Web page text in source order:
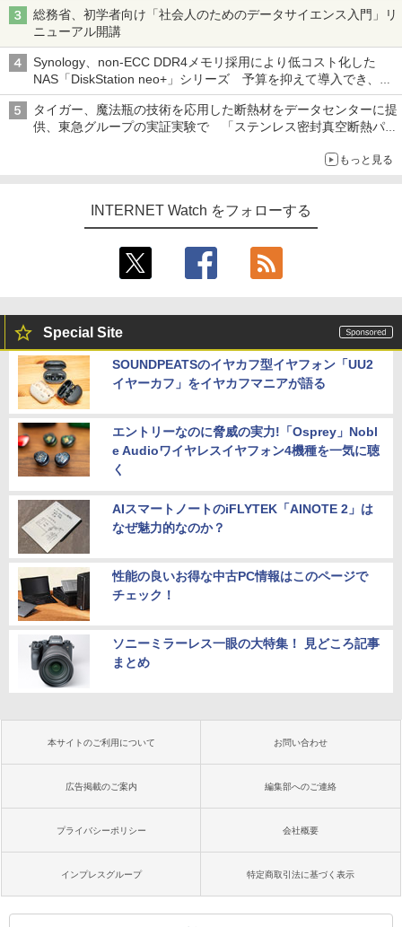
総務省、初学者向け「社会人のためのデータサイエンス入門」リ
ニューアル開講
Synology、non-ECC DDR4メモリ採用により低コスト化した
NAS「DiskStation neo+」シリーズ 予算を抑えて導入でき、
ECCメモリへのアップグレードも可能
タイガー、魔法瓶の技術を応用した断熱材をデータセンターに提
供、東急グループの実証実験で 「ステンレス密封真空断熱パネ
もっと見る
INTERNET Watch をフォローする
Special Site
SOUNDPEATSのイヤカフ型イヤフォン「UU2
イヤーカフ」をイヤカフマニアが語る
エントリーなのに脅威の実力!「Osprey」Nobl
e Audioワイヤレスイヤフォン4機種を一気に聴
く
AIスマートノートのiFLYTEK「AINOTE 2」は
なぜ魅力的なのか？
性能の良いお得な中古PC情報はこのページで
チェック！
ソニーミラーレス一眼の大特集！ 見どころ記事
まとめ
本サイトのご利用について お問い合わせ
広告掲載のご案内 編集部へのご連絡
プライバシーポリシー 会社概要
インプレスグループ 特定商取引法に基づく表示